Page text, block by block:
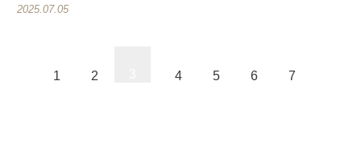
2025.07.05
1 2 4 5 6 7